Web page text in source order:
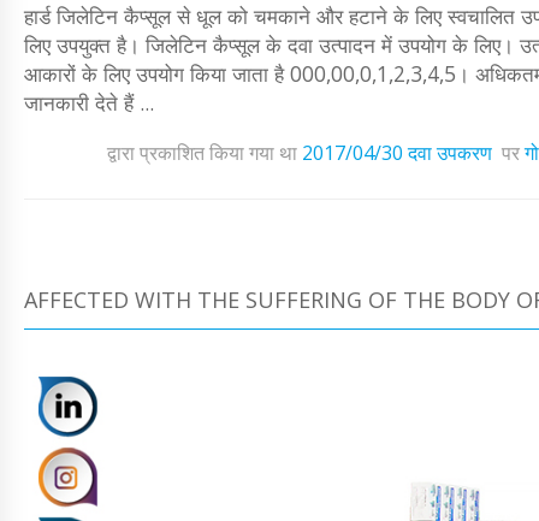
हार्ड जिलेटिन कैप्सूल से धूल को चमकाने और हटाने के लिए
लिए उपयुक्त है। जिलेटिन कैप्सूल के दवा उत्पादन में उपयोग के
आकारों के लिए उपयोग किया जाता है 000,00,0,1,2,3,4,5।
जानकारी देते हैं ...
द्वारा प्रकाशित किया गया था 2017/04/30 दवा उपकरण पर
AFFECTED WITH THE SUFFERING OF THE BODY